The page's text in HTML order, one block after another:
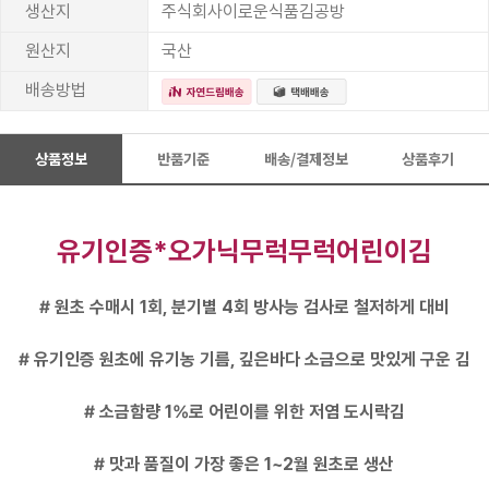
생산지
주식회사이로운식품김공방
원산지
국산
배송방법
상품정보 반품기준 배송/결제정보 상품후기
유기인증*오가닉무럭무럭어린이김
# 원초 수매시 1회, 분기별 4회 방사능 검사로 철저하게 대비
# 유기인증 원초에 유기농 기름, 깊은바다 소금으로 맛있게 구운 김
# 소금함량 1%로 어린이를 위한 저염 도시락김
# 맛과 품질이 가장 좋은 1~2월 원초로 생산